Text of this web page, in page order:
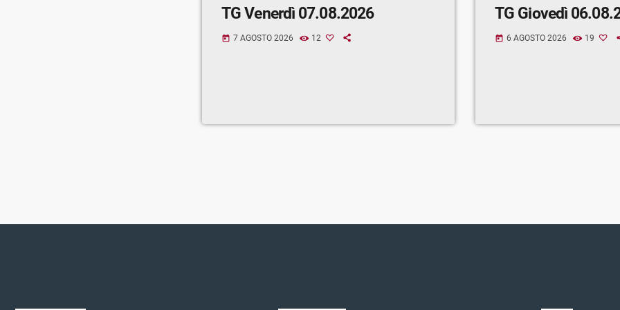
TG Venerdì 07.08.2026
today 7 AGOSTO 2026 12
TG Giovedì
today 6 AGOSTO 2026 19